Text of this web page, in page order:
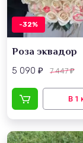
-32%
Роза эквадор
5 090 ₽ 7 447₽